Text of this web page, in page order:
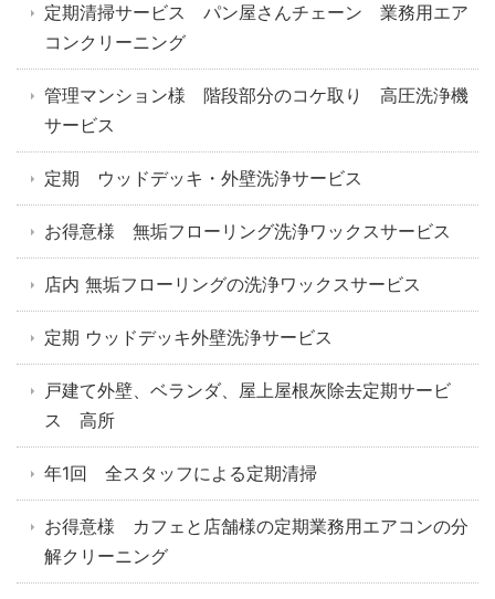
定期清掃サービス パン屋さんチェーン 業務用エア
コンクリーニング
管理マンション様 階段部分のコケ取り 高圧洗浄機
サービス
定期 ウッドデッキ・外壁洗浄サービス
お得意様 無垢フローリング洗浄ワックスサービス
店内 無垢フローリングの洗浄ワックスサービス
定期 ウッドデッキ外壁洗浄サービス
戸建て外壁、ベランダ、屋上屋根灰除去定期サービ
ス 高所
年1回 全スタッフによる定期清掃
お得意様 カフェと店舗様の定期業務用エアコンの分
解クリーニング